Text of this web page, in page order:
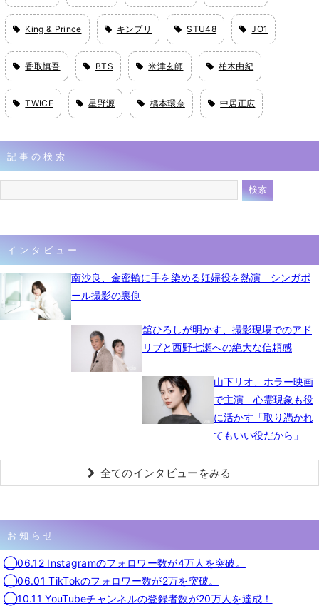
King & Prince キンプリ STU48 JO1
香取慎吾 BTS 米津玄師 柏木由紀
TWICE 星野源 橋本環奈 中居正広
記事の検索
インタビュー
南沙良、金密輸に手を染める妊婦役を熱演 シンガポ
ール撮影の裏側
舘ひろしが明かす、撮影現場でのアド
リブと西野七瀬への絶大な信頼感
山下リオ、ホラー映画
で主演 心霊現象も役
に活かす「取り憑かれ
てもいい役だから」
全てのインタビューをみる
お知らせ
◯06.12 Instagramのフォロワー数が4万人を突破。
◯06.01 TikTokのフォロワー数が2万を突破。
◯10.11 YouTubeチャンネルの登録者数が20万人を達成！